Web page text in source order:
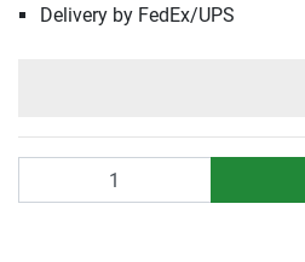
Delivery by FedEx/UPS